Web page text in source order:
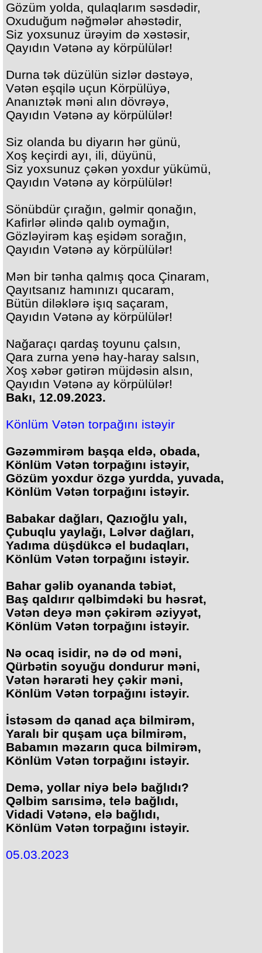
Gözüm yolda, qulaqlarım səsdədir,
Oxuduğum nəğmələr ahəstədir,
Siz yoxsunuz ürəyim də xəstəsir,
Qayıdın Vətənə ay körpülülər!
Durna tək düzülün sizlər dəstəyə,
Vətən eşqilə uçun Körpülüyə,
Ananıztək məni alın dövrəyə,
Qayıdın Vətənə ay körpülülər!
Siz olanda bu diyarın hər günü,
Xoş keçirdi ayı, ili, düyünü,
Siz yoxsunuz çəkən yoxdur yükümü,
Qayıdın Vətənə ay körpülülər!
Sönübdür çırağın, gəlmir qonağın,
Kafirlər əlində qalıb oymağın,
Gözləyirəm kaş eşidəm sorağın,
Qayıdın Vətənə ay körpülülər!
Mən bir tənha qalmış qoca Çinaram,
Qayıtsanız hamınızı qucaram,
Bütün diləklərə işıq saçaram,
Qayıdın Vətənə ay körpülülər!
Nağaraçı qardaş toyunu çalsın,
Qara zurna yenə hay-haray salsın,
Xoş xəbər gətirən müjdəsin alsın,
Qayıdın Vətənə ay körpülülər!
Bakı, 12.09.2023.
Könlüm Vətən torpağını istəyir
Gəzəmmirəm başqa eldə, obada,
Könlüm Vətən torpağını istəyir,
Gözüm yoxdur özgə yurdda, yuvada,
Könlüm Vətən torpağını istəyir.
Babakar dağları, Qazıoğlu yalı,
Çubuqlu yaylağı, Ləlvər dağları,
Yadıma düşdükcə el budaqları,
Könlüm Vətən torpağını istəyir.
Bahar gəlib oyananda təbiət,
Baş qaldırır qəlbimdəki bu həsrət,
Vətən deyə mən çəkirəm əziyyət,
Könlüm Vətən torpağını istəyir.
Nə ocaq isidir, nə də od məni,
Qürbətin soyuğu dondurur məni,
Vətən hərarəti hey çəkir məni,
Könlüm Vətən torpağını istəyir.
İstəsəm də qanad aça bilmirəm,
Yaralı bir quşam uça bilmirəm,
Babamın məzarın quca bilmirəm,
Könlüm Vətən torpağını istəyir.
Demə, yollar niyə belə bağlıdı?
Qəlbim sarısimə, telə bağlıdı,
Vidadi Vətənə, elə bağlıdı,
Könlüm Vətən torpağını istəyir.
05.03.2023